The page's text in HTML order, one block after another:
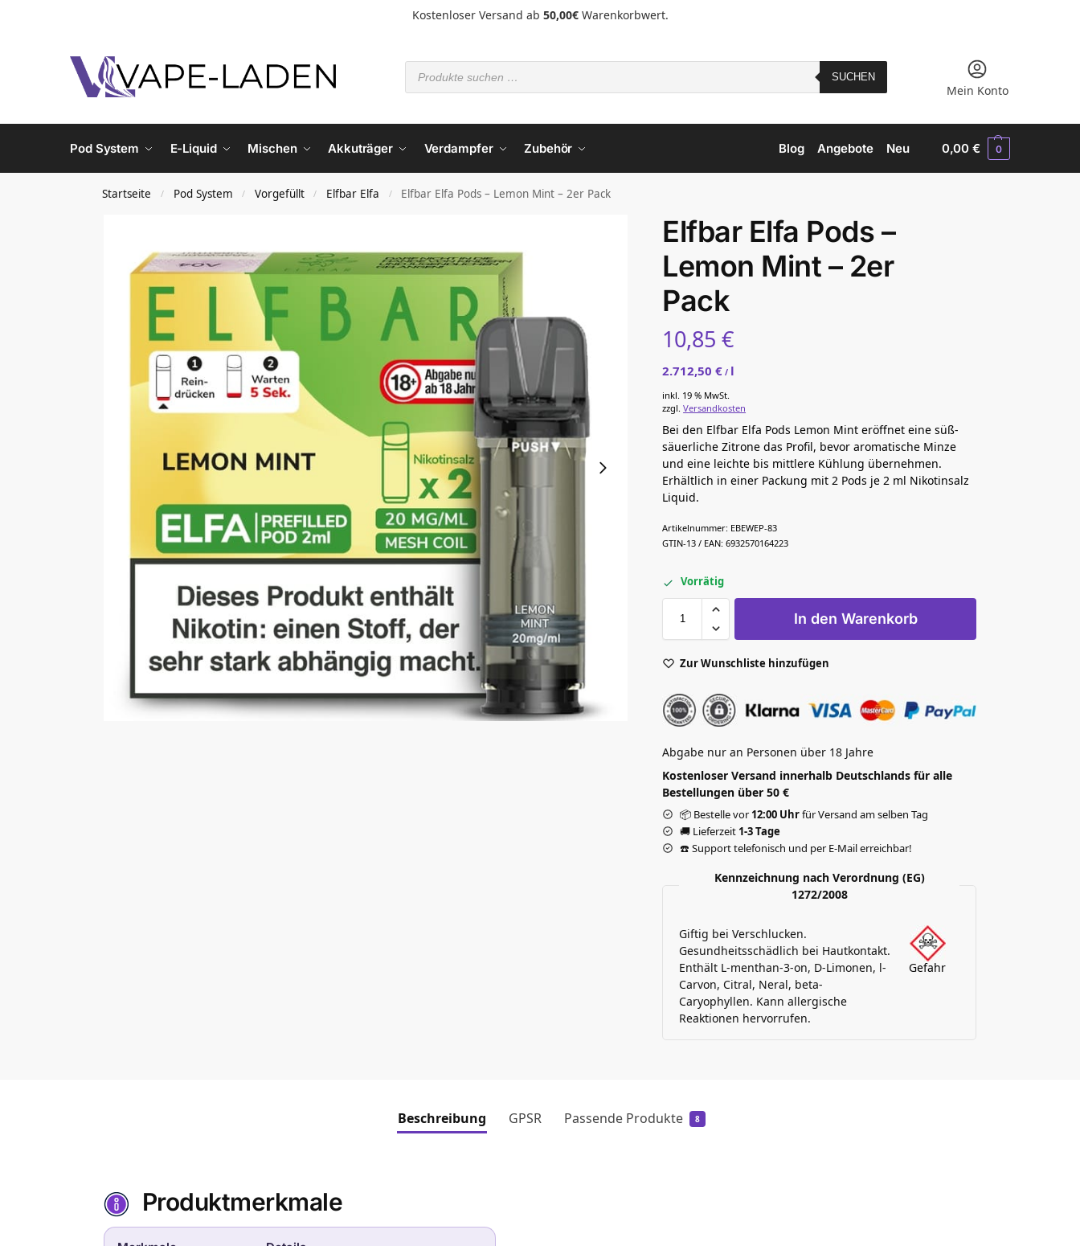
Kostenloser Versand ab 50,00€Warenkorbwert.
SUCHEN
Mein Konto
Pod System E-Liquid Mischen Akkuträger Verdampfer Zubehör Neu
Angebote
Blog 0,00€ 0
Startseite / Pod System / Vorgefüllt / Elfbar Elfa / Elfbar Elfa Pods – Lemon Mint – 2er Pack
Elfbar Elfa Pods –
Lemon Mint – 2er
Pack
10,85€
2.712,50€ / l
inkl. 19 % MwSt.
zzgl.Versandkosten
Bei den Elfbar Elfa Pods Lemon Mint eröffnet eine süß-
säuerliche Zitrone das Profil, bevor aromatische Minze
und eine leichte bis mittlere Kühlung übernehmen.
Erhältlich in einer Packung mit 2 Pods je 2 ml Nikotinsalz
Liquid.
Artikelnummer: EBEWEP-83
GTIN-13 / EAN: 6932570164223
Vorrätig
In den Warenkorb
Zur Wunschliste hinzufügen
Abgabe nur an Personen über 18 Jahre
Kostenloser Versand innerhalb Deutschlands für alle
Bestellungen über 50 €
📦 Bestelle vor12:00 Uhrfür Versand am selben Tag
🚚 Lieferzeit 1-3 Tage
☎️ Support telefonisch und per E-Mail erreichbar!
Kennzeichnung nach Verordnung (EG)
1272/2008
Giftig bei Verschlucken.
Gesundheitsschädlich bei Hautkontakt.
Enthält L-menthan-3-on, D-Limonen, l-
Carvon, Citral, Neral, beta-
Caryophyllen. Kann allergische
Reaktionen hervorrufen.
Gefahr
Beschreibung GPSR Passende Produkte 8
Produktmerkmale